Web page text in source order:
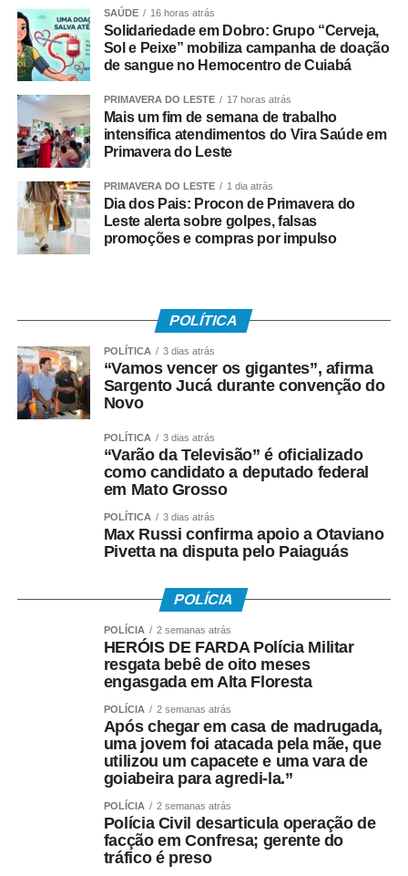
Salarial
Tem direito ao benefício o trabalhador que:
• Está inscrito no Pis/Pasep há pelo menos cinco anos;
• Trabalhou com carteira assinada por no mínimo 30 dias
em 2024;
• Recebeu remuneração média mensal de até R$ 2.766
no ano-base;
Instituído pela Lei nº 7.998/90, o abono salarial pode
chegar até a um salário mínimo, proporcional ao
período trabalhado. Os recursos vêm do Fundo de
Amparo ao Trabalhador (FAT), com a habilitação feita
pelo Ministério do Trabalho e Emprego.
Como o pagamento é feito
Para trabalhadores da iniciativa privada (PIS)
• A Caixa Econômica Federal realiza o pagamento
prioritariamente por:
• Crédito em conta corrente ou poupança da Caixa;
• Depósito em Poupança Social Digital, movimentada
pelo aplicativo Caixa Tem.
Quem não possui conta pode sacar:
• Com Cartão Social e senha em lotéricas, caixas
eletrônicos e correspondentes CAIXA Aqui;
• Nas agências, com documento oficial com foto;
• Sem cartão, por meio de biometria cadastrada.
SAÚDE 16 horas atrás
Solidariedade em Dobro: Grupo “Cerveja,
Sol e Peixe” mobiliza campanha de doação
de sangue no Hemocentro de Cuiabá
PRIMAVERA DO LESTE 17 horas atrás
Mais um fim de semana de trabalho
intensifica atendimentos do Vira Saúde em
Primavera do Leste
PRIMAVERA DO LESTE 1 dia atrás
Dia dos Pais: Procon de Primavera do
Leste alerta sobre golpes, falsas
promoções e compras por impulso
POLÍTICA
POLÍTICA 3 dias atrás
“Vamos vencer os gigantes”, afirma
Sargento Jucá durante convenção do
Novo
POLÍTICA 3 dias atrás
“Varão da Televisão” é oficializado
como candidato a deputado federal
em Mato Grosso
POLÍTICA 3 dias atrás
Max Russi confirma apoio a Otaviano
Pivetta na disputa pelo Paiaguás
POLÍCIA
POLÍCIA 2 semanas atrás
HERÓIS DE FARDA Polícia Militar
resgata bebê de oito meses
engasgada em Alta Floresta
POLÍCIA 2 semanas atrás
Após chegar em casa de madrugada,
uma jovem foi atacada pela mãe, que
utilizou um capacete e uma vara de
goiabeira para agredi-la.”
POLÍCIA 2 semanas atrás
Polícia Civil desarticula operação de
facção em Confresa; gerente do
tráfico é preso